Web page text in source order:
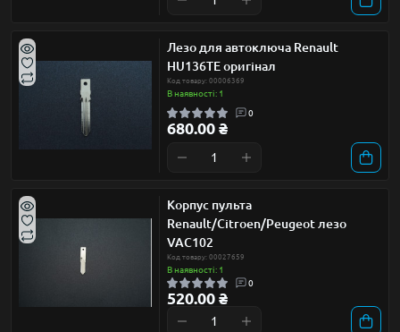
Лезо для автоключа Renault
HU136TE оригінал
Код товару: 00006369
В наявності: 1
0
680.00 ₴
Корпус пульта
Renault/Citroen/Peugeot лезо
VAC102
Код товару: 00027659
В наявності: 1
0
520.00 ₴